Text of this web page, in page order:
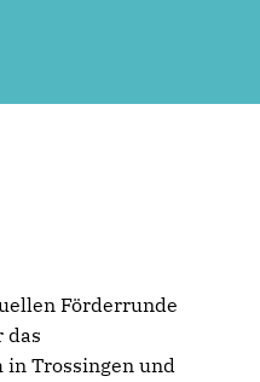
Förderrunde
das
in Trossingen und